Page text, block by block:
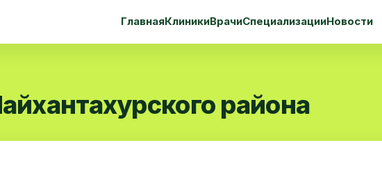
ГлавнаяКлиникиВрачиСпециализацииНовости
района